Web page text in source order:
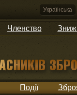
Українська
Членство
Події